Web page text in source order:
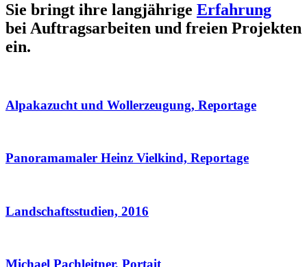
Sie bringt ihre langjährige Erfahrung
bei Auftragsarbeiten und freien Projekten
ein.
Alpakazucht und Wollerzeugung, Reportage
Panoramamaler Heinz Vielkind, Reportage
Landschaftsstudien, 2016
Michael Pachleitner, Portait